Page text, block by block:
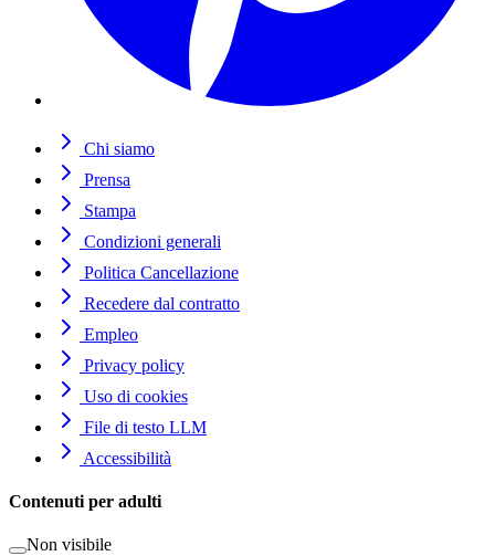
Chi siamo
Prensa
Stampa
Condizioni generali
Politica Cancellazione
Recedere dal contratto
Empleo
Privacy policy
Uso di cookies
File di testo LLM
Accessibilità
Contenuti per adulti
Non visibile